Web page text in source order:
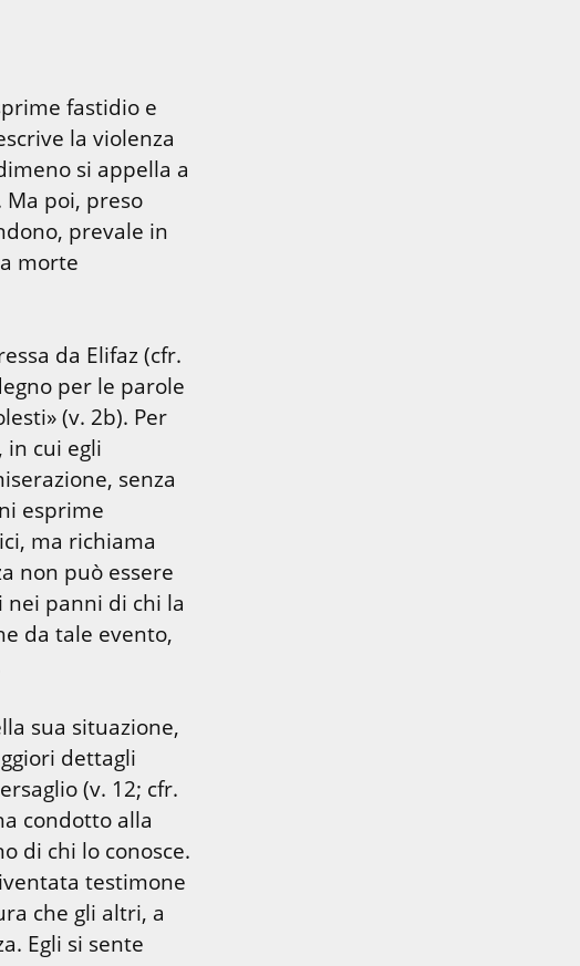
fastidio e
la violenza
si appella a
Ma poi, preso
prevale in
morte
da Elifaz (cfr.
per le parole
(v. 2b). Per
cui egli
senza
esprime
ma richiama
non può essere
panni di chi la
da tale evento,
sua situazione,
dettagli
(v. 12; cfr.
condotto alla
di chi lo conosce.
testimone
che gli altri, a
Egli si sente